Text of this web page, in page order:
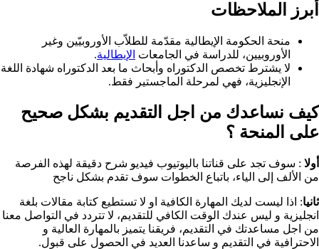
أبرز الملاحظات
منحة الحكومة الإيطالية مقدّمة للطلاّب الأوروبيّين وغير
الأوروبيين، للدراسة في الجامعات الإيطالية.
لا يشترط تخصص الدكتوراه وأبحاث ما بعد الدكتوراه شهادة اللغة
الإنجليزية، فهي لمرحلة الماجستير فقط.
كيف نساعدك من اجل التقديم بشكل صحيح
على المنحة ؟​
أولا : سوف تجد على قناتنا باليوتيوب فيديو شرح دقيقة لهذه الفرصة
من الألف إلى الياء، باتباع الخطوات سوف تقدم بشكل ناجح
ثانيا: اذا ليست لديك المهارة الكافية او لا تستطيع كتابة مقالات بلغة
انجليزية و ليس عندك الوقت الكافي للتقديم، لا تتردد في التواصل معنا
من اجل مساعدتك في التقديم، فريقنا يتميز بالمهارة العالية و
الاحترافية في التقديم و ساعدنا العديد في الحصول على قبول.